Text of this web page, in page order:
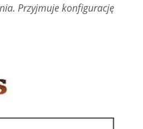
Przyjmuje konfigurację